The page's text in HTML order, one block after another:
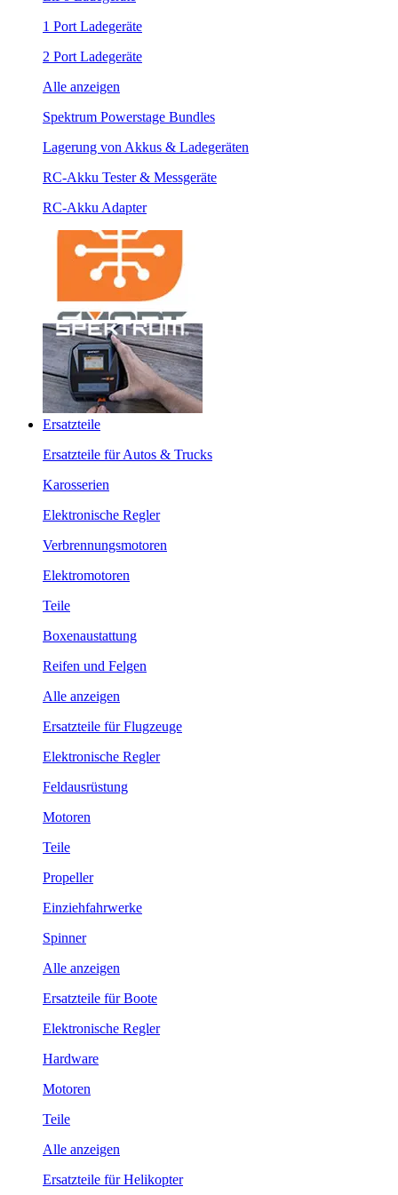
1 Port Ladegeräte
2 Port Ladegeräte
Alle anzeigen
Spektrum Powerstage Bundles
Lagerung von Akkus & Ladegeräten
RC-Akku Tester & Messgeräte
RC-Akku Adapter
Ersatzteile
Ersatzteile für Autos & Trucks
Karosserien
Elektronische Regler
Verbrennungsmotoren
Elektromotoren
Teile
Boxenaustattung
Reifen und Felgen
Alle anzeigen
Ersatzteile für Flugzeuge
Elektronische Regler
Feldausrüstung
Motoren
Teile
Propeller
Einziehfahrwerke
Spinner
Alle anzeigen
Ersatzteile für Boote
Elektronische Regler
Hardware
Motoren
Teile
Alle anzeigen
Ersatzteile für Helikopter